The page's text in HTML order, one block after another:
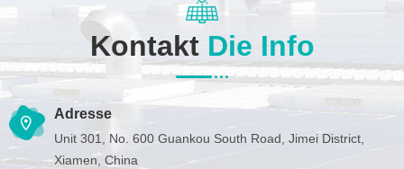
Kontakt Die Info
Adresse
Unit 301, No. 600 Guankou South Road, Jimei District,
Xiamen, China